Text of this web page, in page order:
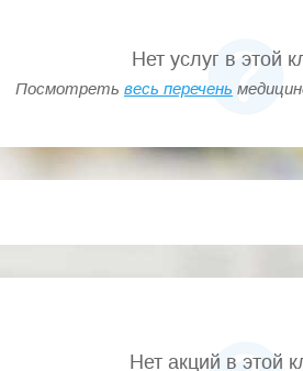
Нет услуг в этой
Посмотреть весь перечень
Нет акций в этой